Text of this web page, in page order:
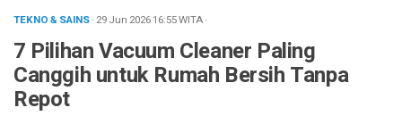
TEKNO & SAINS· 29 Jun 202616:55WITA·
7 Pilihan Vacuum Cleaner Paling
Canggih untuk Rumah Bersih Tanpa
Repot